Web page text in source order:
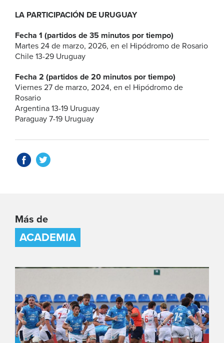
LA PARTICIPACIÓN DE URUGUAY
Fecha 1 (partidos de 35 minutos por tiempo)
Martes 24 de marzo, 2026, en el Hipódromo de Rosario
Chile 13-29 Uruguay
Fecha 2 (partidos de 20 minutos por tiempo)
Viernes 27 de marzo, 2024, en el Hipódromo de
Rosario
Argentina 13-19 Uruguay
Paraguay 7-19 Uruguay
Más de
ACADEMIA